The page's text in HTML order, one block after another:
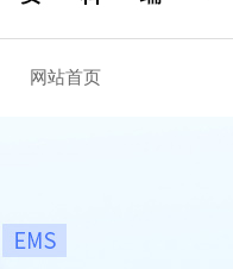
网站首页